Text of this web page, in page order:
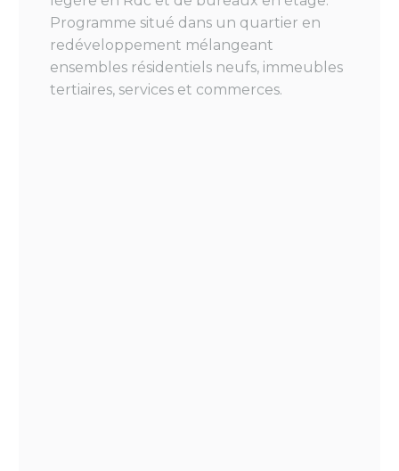
Programme situé dans un quartier en
redéveloppement mélangeant
ensembles résidentiels neufs, immeubles
tertiaires, services et commerces.